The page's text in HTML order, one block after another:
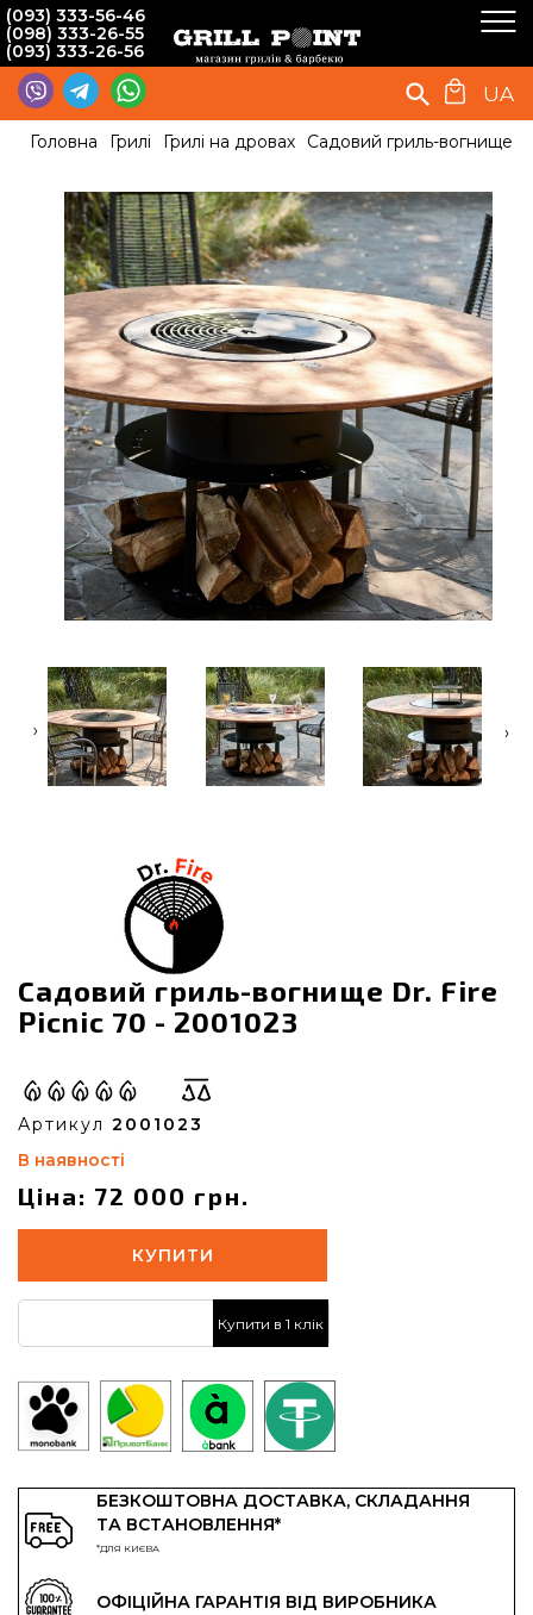
(093) 333-56-46
(098) 333-26-55
(093) 333-26-56
UA
Головна Грилі Грилі на дровах Садовий гриль-вогнище
‹ ›
Садовий гриль-вогнище Dr. Fire
Picnic 70 - 2001023
Артикул 2001023
В наявності
Ціна: 72 000 грн.
КУПИТИ
Купити в 1 клік
БЕЗКОШТОВНА ДОСТАВКА, СКЛАДАННЯ
ТА ВСТАНОВЛЕННЯ*
*ДЛЯ КИЄВА
ОФІЦІЙНА ГАРАНТІЯ ВІД ВИРОБНИКА